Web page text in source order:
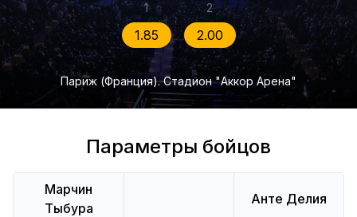
1
1.85
2
2.00
Париж (Франция). Стадион "Аккор Арена"
Параметры бойцов
Марчин
Тыбура
Анте Делия